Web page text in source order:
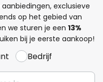
exclusieve
op het gebied van
we sturen je een 13%
bij je eerste aankoop!
Bedrijf